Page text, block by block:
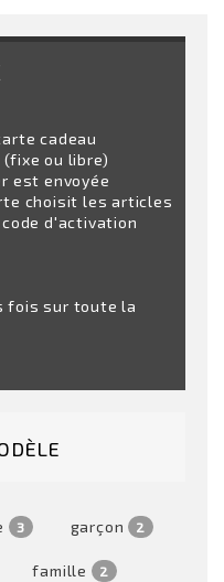
cadeau
ou libre)
est envoyée
choisit les articles
d'activation
fois sur toute la
3 garçon 2
famille 2